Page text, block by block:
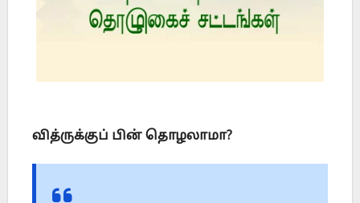
வித்ருக்குப் பின் தொழலாமா?